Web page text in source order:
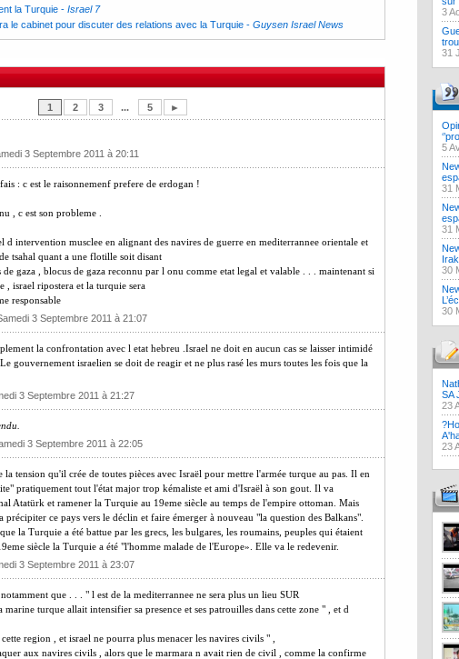
la Turquie- Israel 7
le cabinet pour discuter des relations avec la Turquie- Guysen Israel News
1 2 3 ... 5 ►
3 Septembre 2011 à 20:11
: c est le raisonnemenf prefere de erdogan !
, c est son probleme .
d intervention musclee en alignant des navires de guerre en mediterrannee orientale et
tsahal quant a une flotille soit disant
gaza , blocus de gaza reconnu par l onu comme etat legal et valable . . . maintenant si
, israel ripostera et la turquie sera
responsable
3 Septembre 2011 à 21:07
la confrontation avec l etat hebreu .Israel ne doit en aucun cas se laisser intimidé
gouvernement israelien se doit de reagir et ne plus rasé les murs toutes les fois que la
3 Septembre 2011 à 21:27
3 Septembre 2011 à 22:05
la tension qu'il crée de toutes pièces avec Israël pour mettre l'armée turque au pas. Il en
pratiquement tout l'état major trop kémaliste et ami d'Israël à son gout. Il va
Atatürk et ramener la Turquie au 19eme siècle au temps de l'empire ottoman. Mais
précipiter ce pays vers le déclin et faire émerger à nouveau "la question des Balkans".
la Turquie a été battue par les grecs, les bulgares, les roumains, peuples qui étaient
siècle la Turquie a été "l'homme malade de l'Europe». Elle va le redevenir.
3 Septembre 2011 à 23:07
que . . . " l est de la mediterrannee ne sera plus un lieu SUR
turque allait intensifier sa presence et ses patrouilles dans cette zone " , et d
region , et israel ne pourra plus menacer les navires civils " ,
aux navires civils , alors que le marmara n avait rien de civil , comme la confirme
3
31
5
31
31
30
30
SA
23
23